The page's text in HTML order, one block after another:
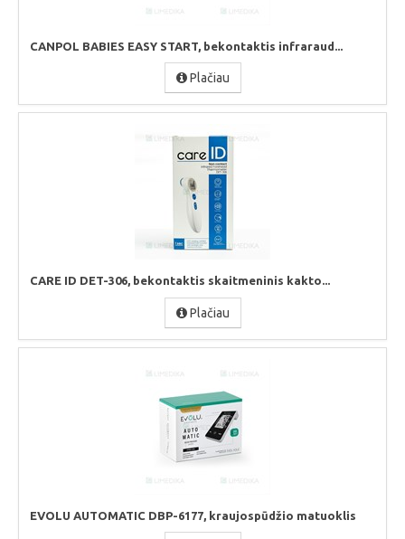
CANPOL BABIES EASY START, bekontaktis infraraud...
Plačiau
CARE ID DET-306, bekontaktis skaitmeninis kakto...
Plačiau
EVOLU AUTOMATIC DBP-6177, kraujospūdžio matuoklis